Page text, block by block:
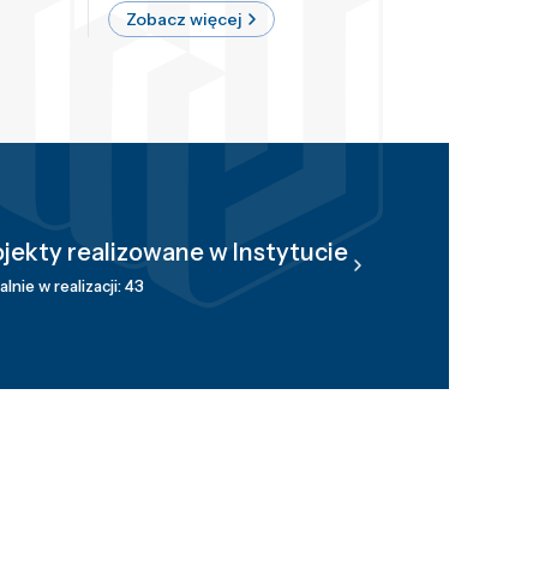
Zobacz więcej
realizowane w Instytucie
w realizacji: 43